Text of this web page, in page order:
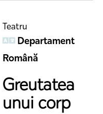
Teatru
Departament
Română
Greutatea
unui corp